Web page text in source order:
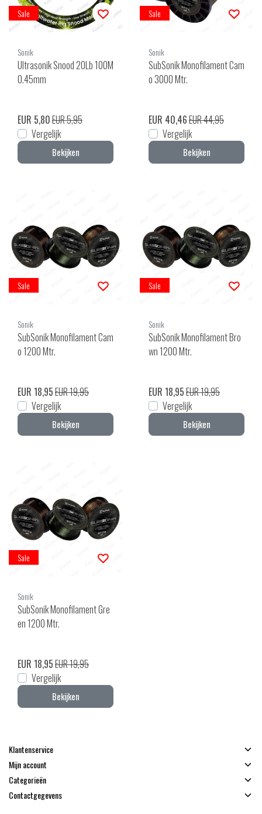
Sale
Sonik
Ultrasonik Snood 20Lb 100M
0.45mm
EUR 5,80EUR 5,95
Vergelijk
Bekijken
Sale
Sonik
SubSonik Monofilament Cam
o 3000 Mtr.
EUR 40,46EUR 44,95
Vergelijk
Bekijken
Sale
Sonik
SubSonik Monofilament Cam
o 1200 Mtr.
EUR 18,95EUR 19,95
Vergelijk
Bekijken
Sale
Sonik
SubSonik Monofilament Bro
wn 1200 Mtr.
EUR 18,95EUR 19,95
Vergelijk
Bekijken
Sale
Sonik
SubSonik Monofilament Gre
en 1200 Mtr.
EUR 18,95EUR 19,95
Vergelijk
Bekijken
Klantenservice
Mijn account
Categorieën
Contactgegevens